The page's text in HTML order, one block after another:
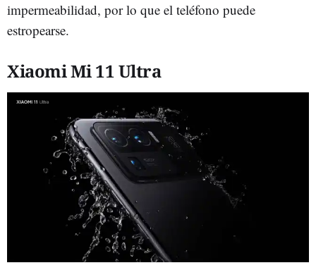
impermeabilidad, por lo que el teléfono puede
estropearse.
Xiaomi Mi 11 Ultra